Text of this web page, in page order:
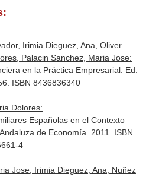
Irimia Dieguez, Ana, Oliver
Palacin Sanchez, Maria Jose:
en la Práctica Empresarial. Ed.
ISBN 8436836340
Dolores:
Españolas en el Contexto
de Economía. 2011. ISBN
4
Jose, Irimia Dieguez, Ana, Nuñez